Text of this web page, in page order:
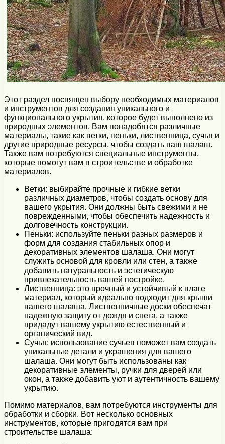
Этот раздел посвящен выбору необходимых материалов
и инструментов для создания уникального и
функционального укрытия, которое будет выполнено из
природных элементов. Вам понадобятся различные
материалы, такие как ветки, пеньки, лиственница, сучья и
другие природные ресурсы, чтобы создать ваш шалаш.
Также вам потребуются специальные инструменты,
которые помогут вам в строительстве и обработке
материалов.
Ветки: выбирайте прочные и гибкие ветки
различных диаметров, чтобы создать основу для
вашего укрытия. Они должны быть свежими и не
поврежденными, чтобы обеспечить надежность и
долговечность конструкции.
Пеньки: используйте пеньки разных размеров и
форм для создания стабильных опор и
декоративных элементов шалаша. Они могут
служить основой для кровли или стен, а также
добавить натуральность и эстетическую
привлекательность вашей постройке.
Лиственница: это прочный и устойчивый к влаге
материал, который идеально подходит для крыши
вашего шалаша. Лиственничные доски обеспечат
надежную защиту от дождя и снега, а также
придадут вашему укрытию естественный и
органический вид.
Сучья: использование сучьев поможет вам создать
уникальные детали и украшения для вашего
шалаша. Они могут быть использованы как
декоративные элементы, ручки для дверей или
окон, а также добавить уют и аутентичность вашему
укрытию.
Помимо материалов, вам потребуются инструменты для
обработки и сборки. Вот несколько основных
инструментов, которые пригодятся вам при
строительстве шалаша: